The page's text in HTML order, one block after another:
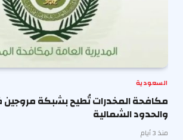
السعودية
مكافحة المخدرات تُطيح بشبكة
والحدود الشمالية
منذ 3 أيام